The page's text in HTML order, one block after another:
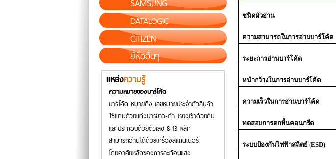
SAMSUNG
DATALOGIC
CITIZEN
ยี่ห้ออื่นๆ
แหล่งความรู้
ความหมายของบาร์โค้ด
บาร์โค้ด หมายถึง เลขหมายประจำตัวสินค้า
ใช้แทนด้วยแท่งบาร์ขาว-ดำ เรียงเข้าด้วยกัน
และประกอบด้วยตัวเลข 8-13 หลัก
สามารถอ่านได้ด้วยเครื่องสแกนเนอร์
โดยอาศัยหลักของการสะท้อนแสง
ชนิดหัวอ่าน
ความสามารถในการอ่านบาร์โค้ด
ระยะการอ่านบาร์โค้ด
หน้ากว้างในการอ่านบาร์โค้ด
ความเร็วในการอ่านบาร์โค้ด
ทดสอบการตกพื้นคอนกรีต
ระบบป้องกันไฟฟ้าสถิตย์ (ESD)